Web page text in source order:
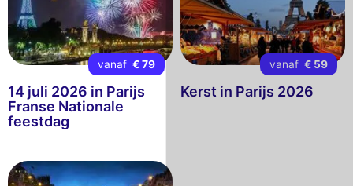
vanaf € 79
14 juli 2026 in Parijs
Franse Nationale
feestdag
vanaf € 59
Kerst in Parijs 2026